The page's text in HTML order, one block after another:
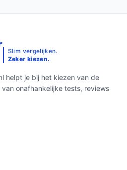
Slim vergelijken.
Zeker kiezen.
helpt je bij het kiezen van de
onafhankelijke tests, reviews